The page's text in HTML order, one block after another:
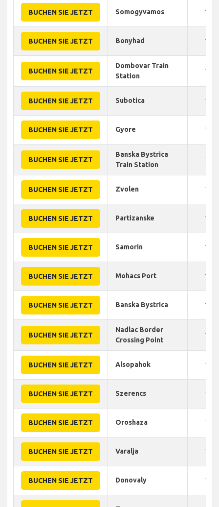
BUCHEN SIE JETZT Somogyvamos 120
BUCHEN SIE JETZT Bonyhad 130
BUCHEN SIE JETZT
Dombovar Train
Station
150
BUCHEN SIE JETZT Subotica 124
BUCHEN SIE JETZT Gyore 140
BUCHEN SIE JETZT
Banska Bystrica
Train Station
180
BUCHEN SIE JETZT Zvolen 180
BUCHEN SIE JETZT Partizanske 180
BUCHEN SIE JETZT Samorin 150
BUCHEN SIE JETZT Mohacs Port 140
BUCHEN SIE JETZT Banska Bystrica 185
BUCHEN SIE JETZT
Nadlac Border
Crossing Point
140
BUCHEN SIE JETZT Alsopahok 130
BUCHEN SIE JETZT Szerencs 120
BUCHEN SIE JETZT Oroshaza 155
BUCHEN SIE JETZT Varalja 150
BUCHEN SIE JETZT Donovaly 190